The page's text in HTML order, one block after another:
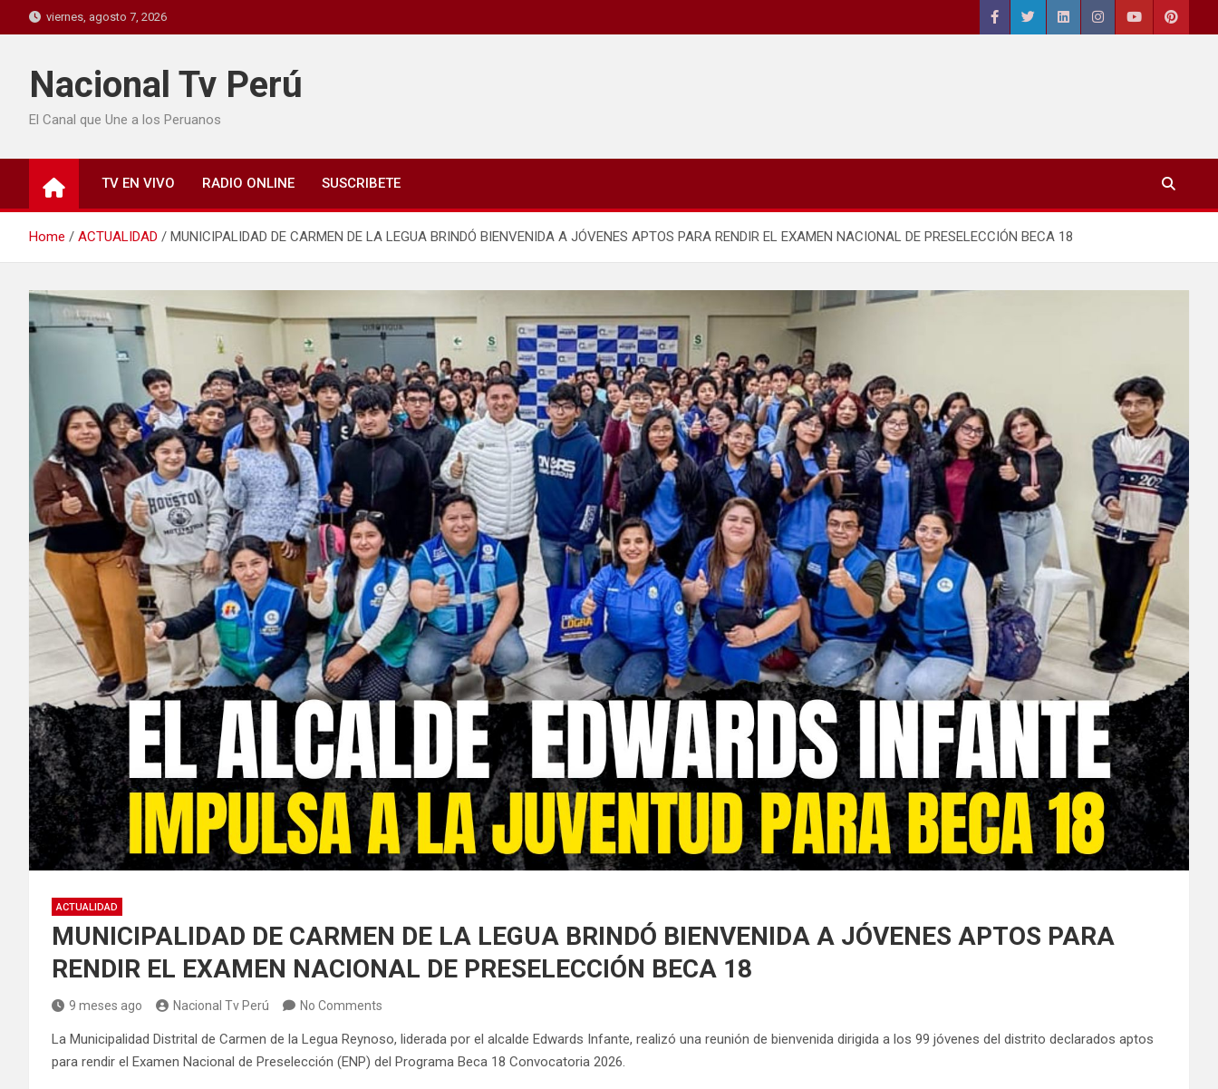
viernes, agosto 7, 2026
Nacional Tv Perú
El Canal que Une a los Peruanos
TV EN VIVO RADIO ONLINE SUSCRIBETE
Home ACTUALIDAD MUNICIPALIDAD DE CARMEN DE LA LEGUA BRINDÓ BIENVENIDA A JÓVENES APTOS PARA RENDIR EL EXAMEN NACIONAL DE PRESELECCIÓN BECA 18
ACTUALIDAD
MUNICIPALIDAD DE CARMEN DE LA LEGUA BRINDÓ BIENVENIDA A JÓVENES APTOS PARA
RENDIR EL EXAMEN NACIONAL DE PRESELECCIÓN BECA 18
9 meses ago Nacional Tv Perú No Comments
La Municipalidad Distrital de Carmen de la Legua Reynoso, liderada por el alcalde Edwards Infante, realizó una reunión de bienvenida dirigida a los 99 jóvenes del distrito declarados aptos
para rendir el Examen Nacional de Preselección (ENP) del Programa Beca 18 Convocatoria 2026.